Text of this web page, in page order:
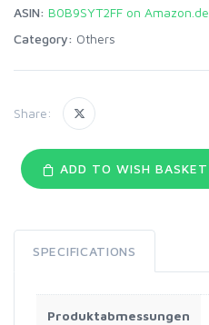
ASIN: B0B9SYT2FF on Amazon.de
Category: Others
Share:
ADD TO WISH BASKET
SPECIFICATIONS
Produktabmessungen